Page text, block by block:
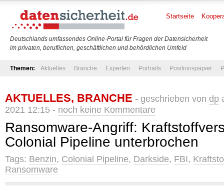
Deutschlands umfassendes Online-Portal für Fragen der Datensicherheit
im privaten, beruflichen, geschäftlichen und behördlichen Umfeld
Startseite
Themen: Aktuelles Branche Experten Portraits Positionspapier
AKTUELLES, BRANCHE - geschrieben von dp
2021 12:15 - noch keine Kommentare
Ransomware-Angriff:
Colonial Pipeline unterbrochen
Tags: Benzin, Colonial Pipeline, Darkside, FBI,
Ransomware